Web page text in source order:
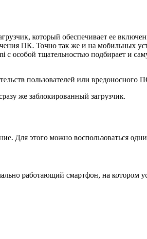
который обеспечивает ее
ПК. Точно так же и на мобильных
особой тщательностью подбирает и
пользователей или
же заблокированный загрузчик.
Для этого можно воспользоваться
работающий смартфон, на котором